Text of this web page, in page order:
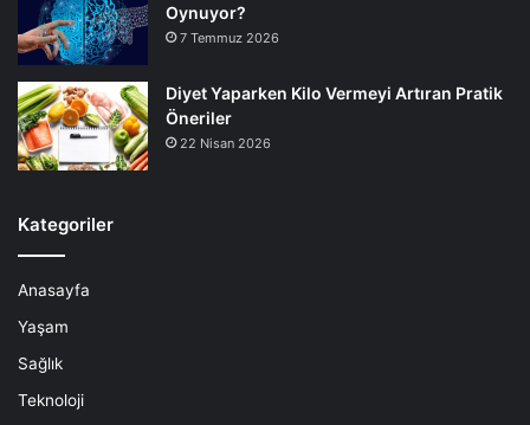
Oynuyor?
7 Temmuz 2026
Diyet Yaparken Kilo Vermeyi Artıran Pratik
Öneriler
22 Nisan 2026
Kategoriler
Anasayfa
Yaşam
Sağlık
Teknoloji